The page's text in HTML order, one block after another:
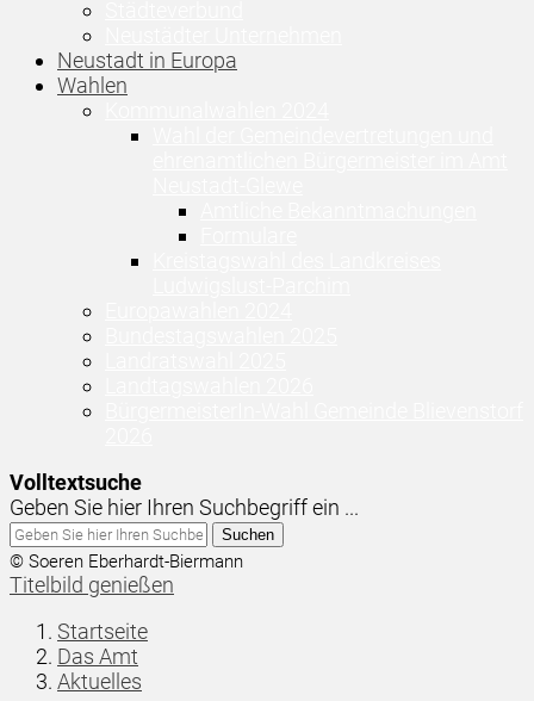
Neustadt in Europa
Wahlen
Volltextsuche
Geben Sie hier Ihren Suchbegriff ein ...
Suchen
© Soeren Eberhardt-Biermann
Titelbild genießen
Startseite
Das Amt
Aktuelles